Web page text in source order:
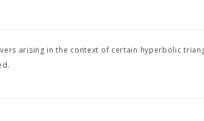
arising in the context of certain hyperbolic